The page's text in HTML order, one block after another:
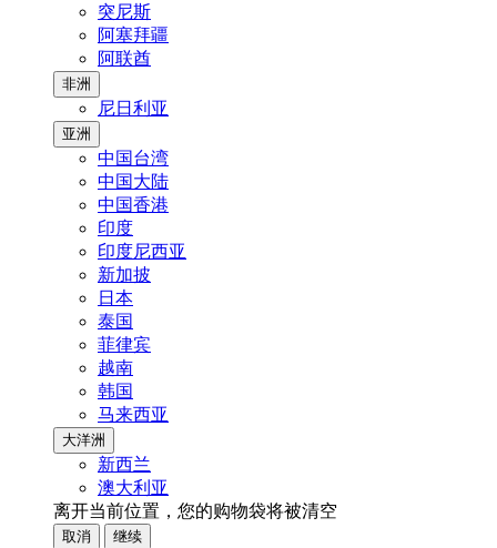
突尼斯
阿塞拜疆
阿联酋
非洲
尼日利亚
亚洲
中国台湾
中国大陆
中国香港
印度
印度尼西亚
新加披
日本
泰国
菲律宾
越南
韩国
马来西亚
大洋洲
新西兰
澳大利亚
离开当前位置，您的购物袋将被清空
取消 继续